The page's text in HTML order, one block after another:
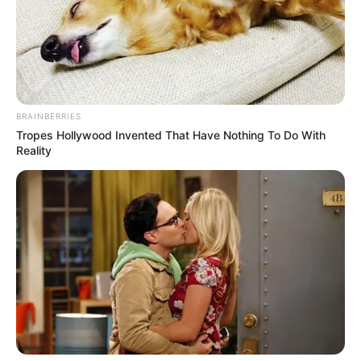
Veja também:
Como Fazer Macramê para Suporte de Plantas:
Passo a Passo
9 Ideias de Vasos de Plantas Decorados Para Fazer
em Casa
BRAINBERRIES
Tropes Hollywood Invented That Have Nothing To Do With
Reality